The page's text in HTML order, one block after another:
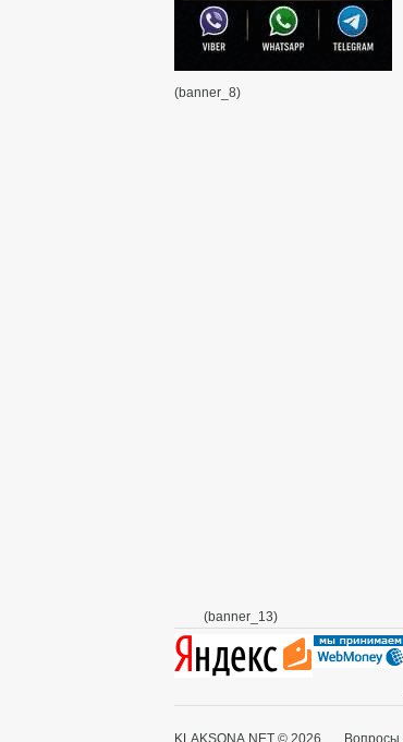
(banner_8)
(banner_13)
KLAKSONA.NET © 2026 Вопросы